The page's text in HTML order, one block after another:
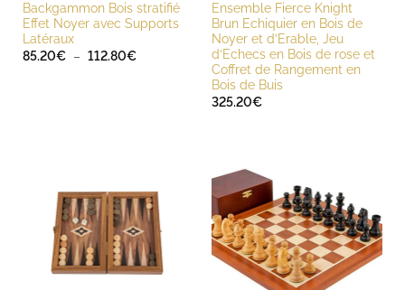
Backgammon Bois stratifié
Effet Noyer avec Supports
Latéraux
85.20€ – 112.80€Plage
Ensemble Fierce Knight
Brun Echiquier en Bois de
Noyer et d’Erable, Jeu
d’Echecs en Bois de rose et
Coffret de Rangement en
Bois de Buis
325.20€